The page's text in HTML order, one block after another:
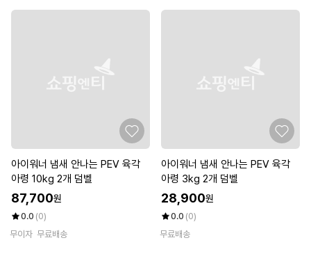
아이워너 냄새 안나는 PEV 육각
아령 10kg 2개 덤벨
87,700원
0.0 (0)
무이자 무료배송
아이워너 냄새 안나는 PEV 육각
아령 3kg 2개 덤벨
28,900원
0.0 (0)
무료배송